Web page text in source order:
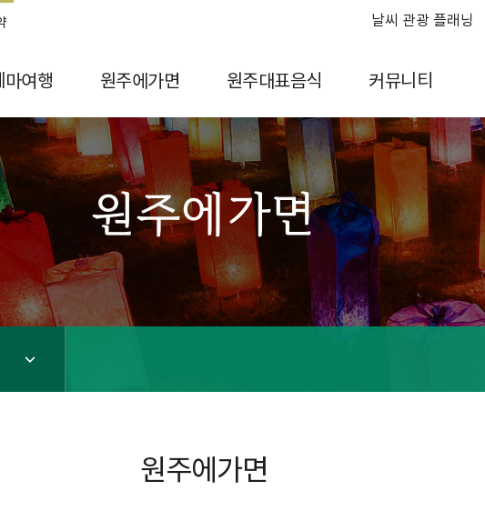
날씨 관광 플래닝
마여행 원주에가면 원주대표음식 커뮤니티
원주에가면
원주에가면